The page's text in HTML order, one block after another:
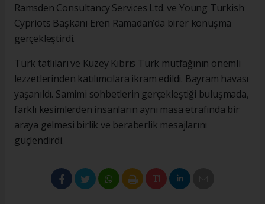
Ramsden Consultancy Services Ltd. ve Young Turkish
Cypriots Başkanı Eren Ramadan’da birer konuşma
gerçekleştirdi.
Türk tatlıları ve Kuzey Kıbrıs Türk mutfağının önemli
lezzetlerinden katılımcılara ikram edildi. Bayram havası
yaşanıldı. Samimi sohbetlerin gerçekleştiği buluşmada,
farklı kesimlerden insanların aynı masa etrafında bir
araya gelmesi birlik ve beraberlik mesajlarını
güçlendirdi.